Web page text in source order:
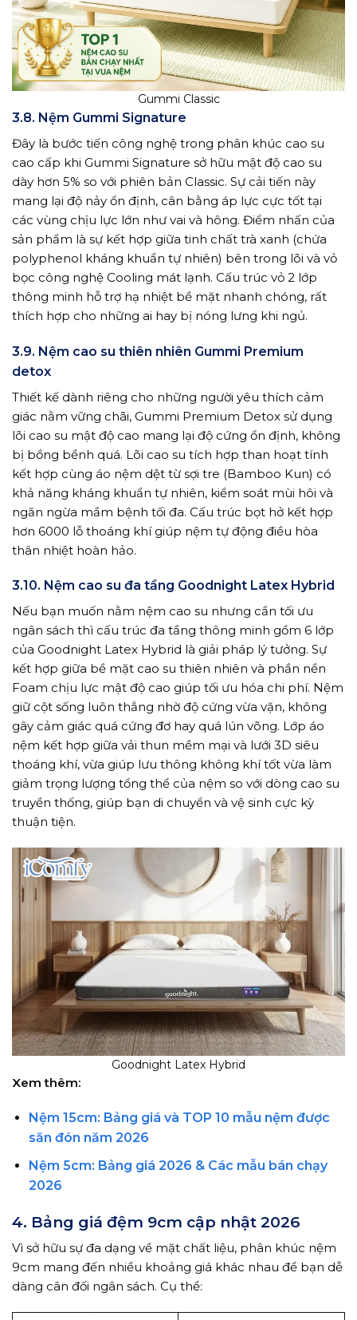
Gummi Classic
3.8. Nệm Gummi Signature
Đây là bước tiến công nghệ trong phân khúc cao su
cao cấp khi Gummi Signature sở hữu mật độ cao su
dày hơn 5% so với phiên bản Classic. Sự cải tiến này
mang lại độ nảy ổn định, cân bằng áp lực cực tốt tại
các vùng chịu lực lớn như vai và hông. Điểm nhấn của
sản phẩm là sự kết hợp giữa tinh chất trà xanh (chứa
polyphenol kháng khuẩn tự nhiên) bên trong lõi và vỏ
bọc công nghệ Cooling mát lạnh. Cấu trúc vỏ 2 lớp
thông minh hỗ trợ hạ nhiệt bề mặt nhanh chóng, rất
thích hợp cho những ai hay bị nóng lưng khi ngủ.
3.9. Nệm cao su thiên nhiên Gummi Premium
detox
Thiết kế dành riêng cho những người yêu thích cảm
giác nằm vững chãi, Gummi Premium Detox sử dụng
lõi cao su mật độ cao mang lại độ cứng ổn định, không
bị bồng bềnh quá. Lõi cao su tích hợp than hoạt tính
kết hợp cùng áo nệm dệt từ sợi tre (Bamboo Kun) có
khả năng kháng khuẩn tự nhiên, kiểm soát mùi hôi và
ngăn ngừa mầm bệnh tối đa. Cấu trúc bọt hở kết hợp
hơn 6000 lỗ thoáng khí giúp nệm tự động điều hòa
thân nhiệt hoàn hảo.
3.10. Nệm cao su đa tầng Goodnight Latex Hybrid
Nếu bạn muốn nằm nệm cao su nhưng cần tối ưu
ngân sách thì cấu trúc đa tầng thông minh gồm 6 lớp
của Goodnight Latex Hybrid là giải pháp lý tưởng. Sự
kết hợp giữa bề mặt cao su thiên nhiên và phần nền
Foam chịu lực mật độ cao giúp tối ưu hóa chi phí. Nệm
giữ cột sống luôn thẳng nhờ độ cứng vừa vặn, không
gây cảm giác quá cứng đơ hay quá lún võng. Lớp áo
nệm kết hợp giữa vải thun mềm mại và lưới 3D siêu
thoáng khí, vừa giúp lưu thông không khí tốt vừa làm
giảm trọng lượng tổng thể của nệm so với dòng cao su
truyền thống, giúp bạn di chuyển và vệ sinh cực kỳ
thuận tiện.
Goodnight Latex Hybrid
Xem thêm:
Nệm 15cm: Bảng giá và TOP 10 mẫu nệm được
săn đón năm 2026
Nệm 5cm: Bảng giá 2026 & Các mẫu bán chạy
2026
4. Bảng giá đệm 9cm cập nhật 2026
Vì sở hữu sự đa dạng về mặt chất liệu, phân khúc nệm
9cm mang đến nhiều khoảng giá khác nhau để bạn dễ
dàng cân đối ngân sách. Cụ thể: